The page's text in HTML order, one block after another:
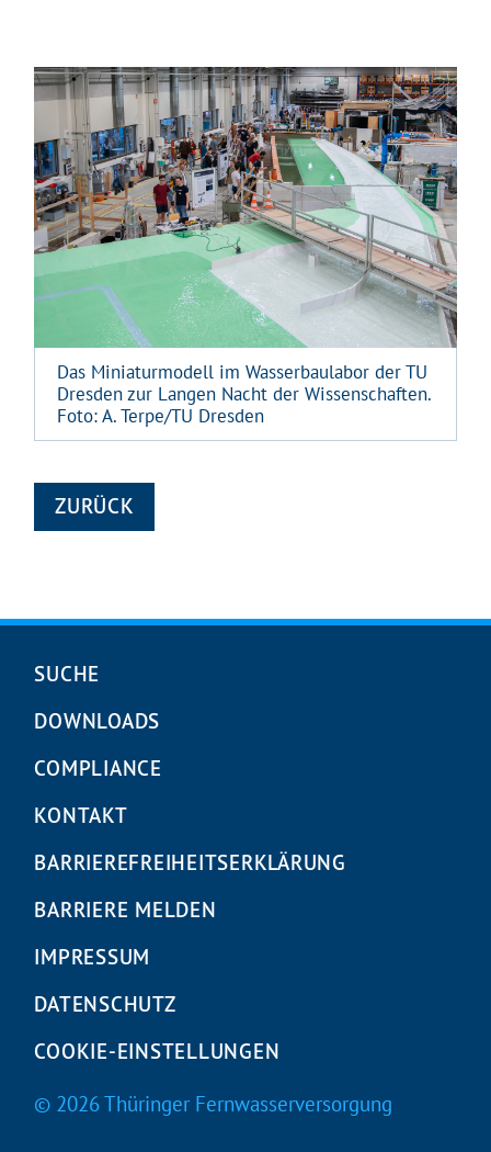
Das Miniaturmodell im Wasserbaulabor der TU
Dresden zur Langen Nacht der Wissenschaften.
Foto: A. Terpe/TU Dresden
ZURÜCK
Navigation
SUCHE
DOWNLOADS
COMPLIANCE
KONTAKT
BARRIEREFREIHEITS­ERKLÄRUNG
BARRIERE MELDEN
IMPRESSUM
DATENSCHUTZ
COOKIE-EINSTELLUNGEN
© 2026 Thüringer Fernwasserversorgung